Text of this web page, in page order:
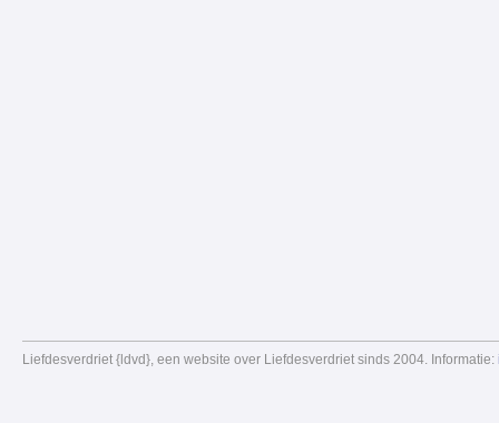
Liefdesverdriet {ldvd}, een website over Liefdesverdriet sinds 2004. Informatie: